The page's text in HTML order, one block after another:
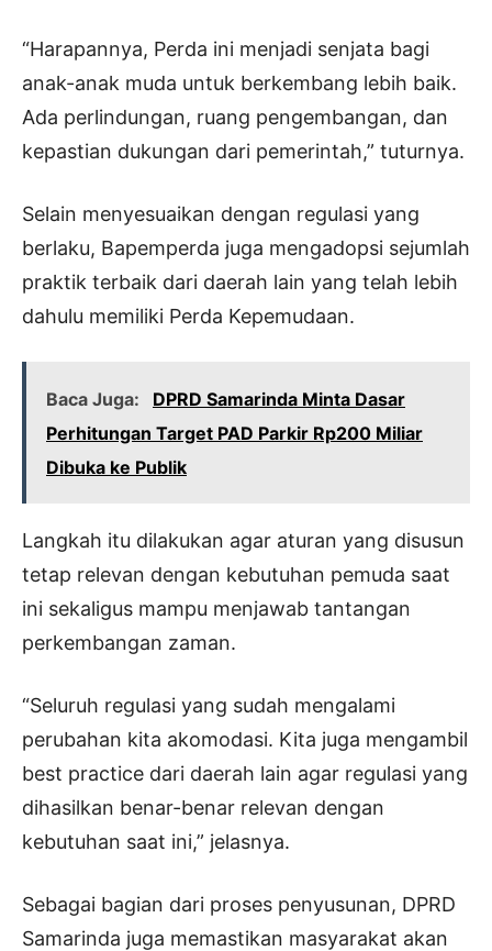
“Harapannya, Perda ini menjadi senjata bagi
anak-anak muda untuk berkembang lebih baik.
Ada perlindungan, ruang pengembangan, dan
kepastian dukungan dari pemerintah,” tuturnya.
Selain menyesuaikan dengan regulasi yang
berlaku, Bapemperda juga mengadopsi sejumlah
praktik terbaik dari daerah lain yang telah lebih
dahulu memiliki Perda Kepemudaan.
Baca Juga:
DPRD Samarinda Minta Dasar
Perhitungan Target PAD Parkir Rp200 Miliar
Dibuka ke Publik
Langkah itu dilakukan agar aturan yang disusun
tetap relevan dengan kebutuhan pemuda saat
ini sekaligus mampu menjawab tantangan
perkembangan zaman.
“Seluruh regulasi yang sudah mengalami
perubahan kita akomodasi. Kita juga mengambil
best practice dari daerah lain agar regulasi yang
dihasilkan benar-benar relevan dengan
kebutuhan saat ini,” jelasnya.
Sebagai bagian dari proses penyusunan, DPRD
Samarinda juga memastikan masyarakat akan